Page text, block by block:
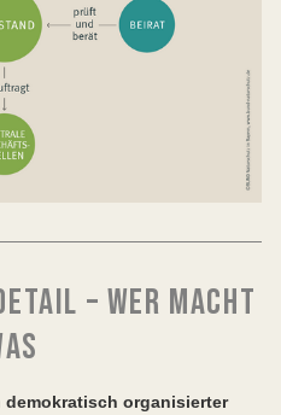
– WER MACHT
demokratisch organisierter